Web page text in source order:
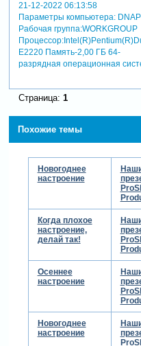
21-12-2022 06:13:58
Параметры компьютера:
Рабочая группа:WORKGROUP
E2220 Память-2,00 ГБ 64-
разрядная операционная
Страница: 1
Похожие темы
Новогоднее
настроение
Когда плохое
настроение,
делай так!
Осеннее
настроение
Новогоднее
настроение